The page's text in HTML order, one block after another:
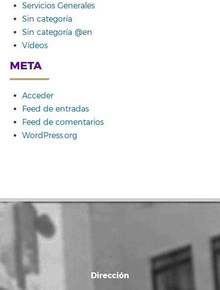
Servicios Generales
Sin categoría
Sin categoría @en
Vídeos
META
Acceder
Feed de entradas
Feed de comentarios
WordPress.org
Dirección